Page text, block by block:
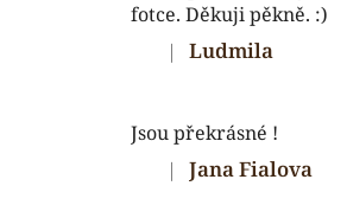
v
k
ý
p
i
fotce. Děkuji pěkně. :)
Hodnocení produktu je
| Ludmila
Jsou překrásné !
Hodnocení produktu je
| Jana Fialova